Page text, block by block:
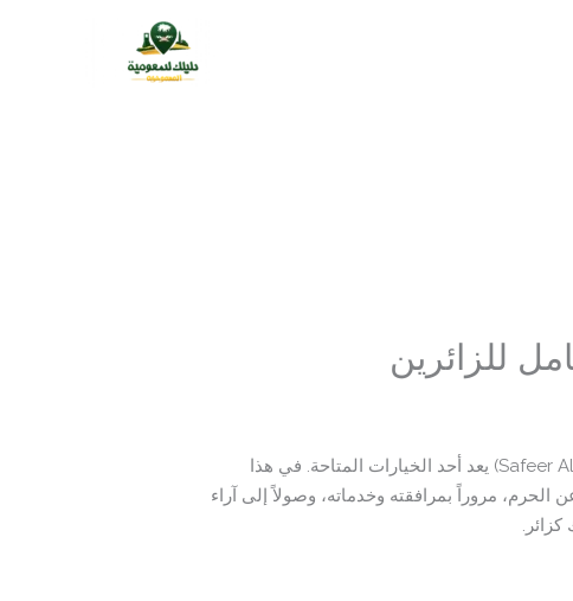
إذا كنت تبحث عن فندق اقتصادي في مكة المكرمة قريب من الحرم المكي، فإن فندق سفير المسك (Safeer Almisk Hotel) يعد أحد الخيارات المتاحة. في هذا
مروراً بمرافقته وخدماته، وصولاً إلى آراء
كزائر.